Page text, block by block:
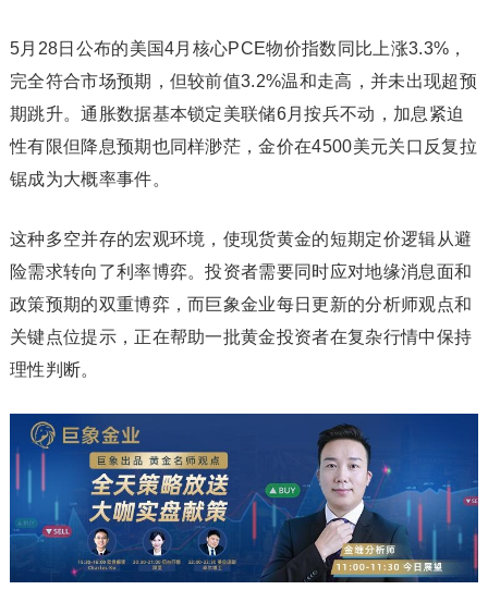
5月28日公布的美国4月核心PCE物价指数同比上涨3.3%，
完全符合市场预期，但较前值3.2%温和走高，并未出现超预
期跳升。通胀数据基本锁定美联储6月按兵不动，加息紧迫
性有限但降息预期也同样渺茫，金价在4500美元关口反复拉
锯成为大概率事件。
这种多空并存的宏观环境，使现货黄金的短期定价逻辑从避
险需求转向了利率博弈。投资者需要同时应对地缘消息面和
政策预期的双重博弈，而巨象金业每日更新的分析师观点和
关键点位提示，正在帮助一批黄金投资者在复杂行情中保持
理性判断。